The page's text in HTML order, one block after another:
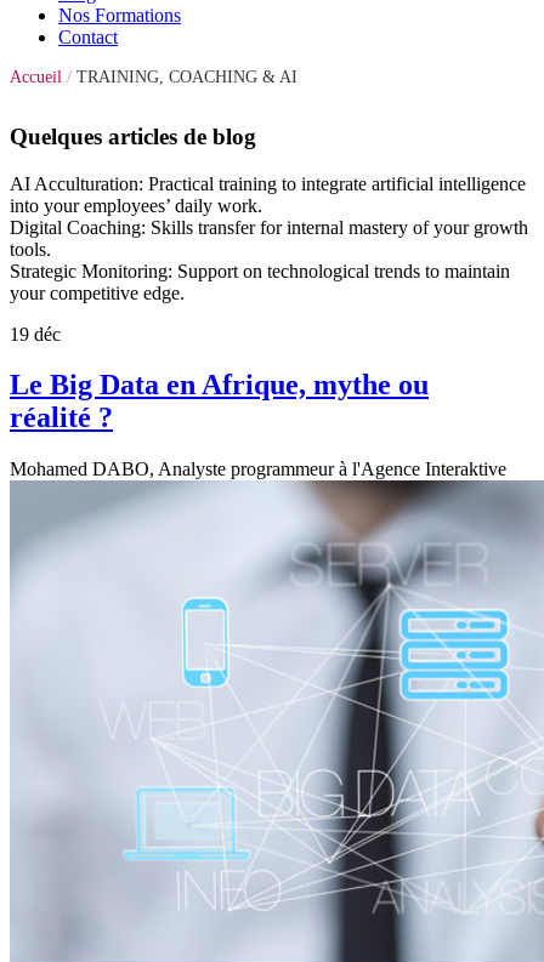
Nos Formations
Contact
Accueil / TRAINING, COACHING & AI
Quelques articles de blog
AI Acculturation: Practical training to integrate artificial intelligence
into your employees’ daily work.
Digital Coaching: Skills transfer for internal mastery of your growth
tools.
Strategic Monitoring: Support on technological trends to maintain
your competitive edge.
19 déc
Le Big Data en Afrique, mythe ou
réalité ?
Mohamed DABO, Analyste programmeur à l'Agence Interaktive